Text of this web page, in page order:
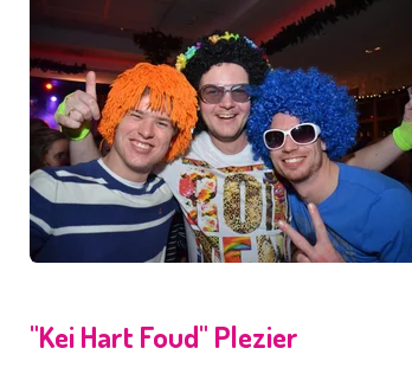
"Kei Hart Foud" Plezier